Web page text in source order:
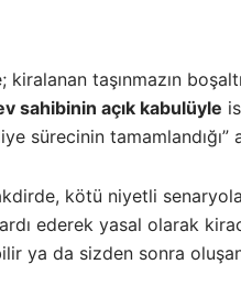
taşınmazın
sahibinin açık kabulüyle
sürecinin tamamlandığı”
kötü niyetli
ederek yasal olarak
ya da sizden sonra